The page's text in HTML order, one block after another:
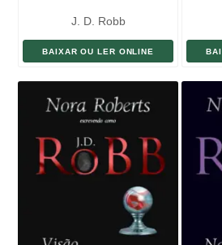
J. D. Robb
BAIXAR OU LER ONLINE